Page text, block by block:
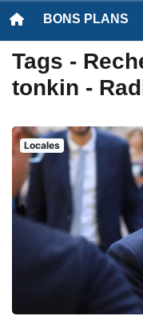
BONS PLANS
Tags -
tonkin -
Locales